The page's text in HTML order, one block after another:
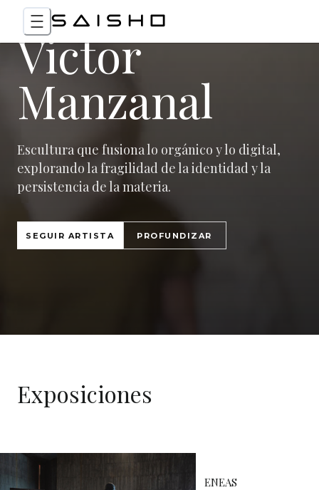
Victor
Manzanal
Escultura que fusiona lo orgánico y lo digital,
explorando la fragilidad de la identidad y la
persistencia de la materia.
SEGUIR ARTISTA PROFUNDIZAR
Exposiciones
ENEAS